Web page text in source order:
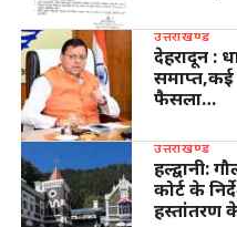
उत्तराखण्ड
देहरादून :
समाप्त,कई
फैसला…
उत्तराखण्ड
हल्द्वानी:
कोर्ट के